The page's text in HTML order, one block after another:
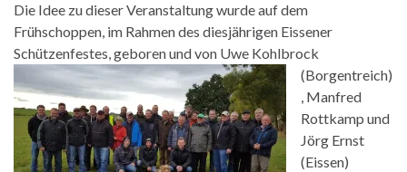
Die Idee zu dieser Veranstaltung wurde auf dem
Frühschoppen, im Rahmen des diesjährigen Eissener
Schützenfestes, geborenund von Uwe Kohlbrock
(Borgentreich)
, Manfred
Rottkamp und
Jörg Ernst
(Eissen)